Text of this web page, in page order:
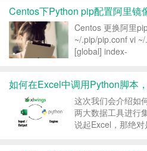
自动化...
Centos下Python pip配置阿里镜
Centos 更换阿里
~/.pip/pip.conf vi
[global] index-
如何在Excel中调用Python脚本
这次我们会介绍如
两大数据工具进行
说起Excel，那绝